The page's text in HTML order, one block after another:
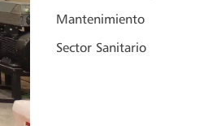
Mantenimiento
Sector Sanitario